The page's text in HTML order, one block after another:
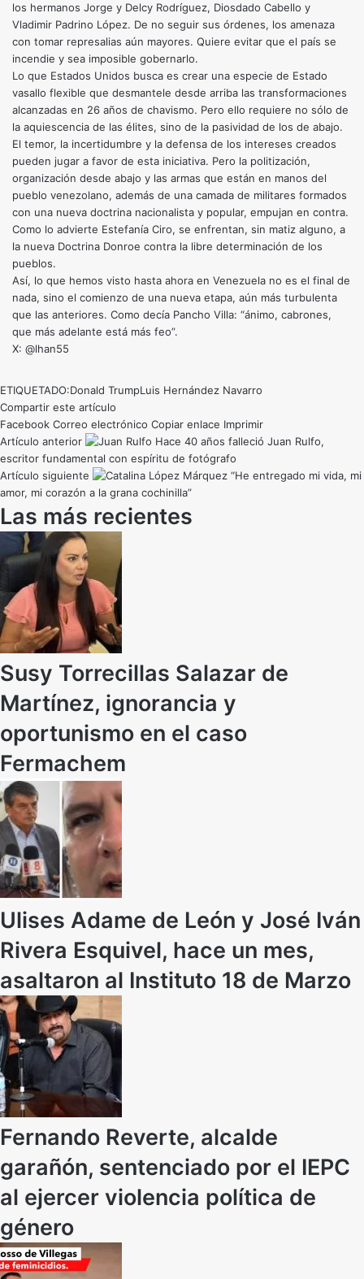
los hermanos Jorge y Delcy Rodríguez, Diosdado Cabello y
Vladimir Padrino López. De no seguir sus órdenes, los amenaza
con tomar represalias aún mayores. Quiere evitar que el país se
incendie y sea imposible gobernarlo.
Lo que Estados Unidos busca es crear una especie de Estado
vasallo flexible que desmantele desde arriba las transformaciones
alcanzadas en 26 años de chavismo. Pero ello requiere no sólo de
la aquiescencia de las élites, sino de la pasividad de los de abajo.
El temor, la incertidumbre y la defensa de los intereses creados
pueden jugar a favor de esta iniciativa. Pero la politización,
organización desde abajo y las armas que están en manos del
pueblo venezolano, además de una camada de militares formados
con una nueva doctrina nacionalista y popular, empujan en contra.
Como lo advierte Estefanía Ciro, se enfrentan, sin matiz alguno, a
la nueva Doctrina Donroe contra la libre determinación de los
pueblos.
Así, lo que hemos visto hasta ahora en Venezuela no es el final de
nada, sino el comienzo de una nueva etapa, aún más turbulenta
que las anteriores. Como decía Pancho Villa: “ánimo, cabrones,
que más adelante está más feo”.
X: @lhan55
ETIQUETADO:Donald TrumpLuis Hernández Navarro
Compartir este artículo
Facebook Correo electrónico Copiar enlace Imprimir
Artículo anterior
Hace 40 años falleció Juan Rulfo,
escritor fundamental con espíritu de fotógrafo
Artículo siguiente
“He entregado mi vida, mi
amor, mi corazón a la grana cochinilla”
Las más recientes
Susy Torrecillas Salazar de
Martínez, ignorancia y
oportunismo en el caso
Fermachem
Ulises Adame de León y José Iván
Rivera Esquivel, hace un mes,
asaltaron al Instituto 18 de Marzo
Fernando Reverte, alcalde
garañón, sentenciado por el IEPC
al ejercer violencia política de
género